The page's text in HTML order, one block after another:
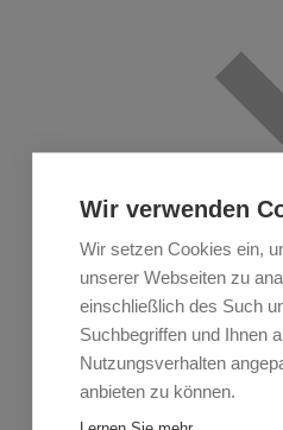
Wir verwenden
Wir setzen Cookies ein,
unserer Webseiten zu
einschließlich des Such
Suchbegriffen und Ihnen
Nutzungsverhalten
anbieten zu können.